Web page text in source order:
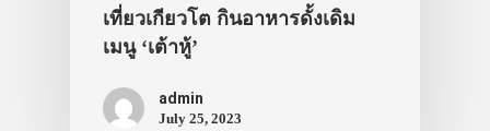
เที่ยวเกียวโต กินอาหารดั้งเดิม
เมนู ‘เต้าหู้’
admin
July 25, 2023